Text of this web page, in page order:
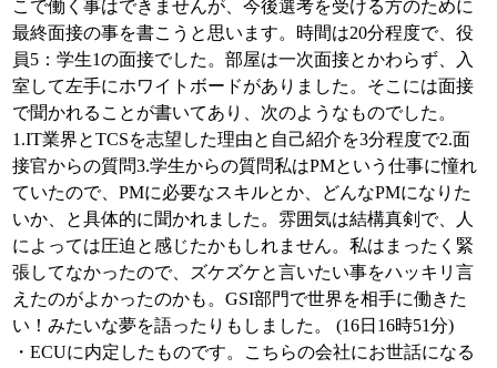
こで働く事はできませんが、今後選考を受ける方のために
最終面接の事を書こうと思います。時間は20分程度で、役
員5：学生1の面接でした。部屋は一次面接とかわらず、入
室して左手にホワイトボードがありました。そこには面接
で聞かれることが書いてあり、次のようなものでした。
1.IT業界とTCSを志望した理由と自己紹介を3分程度で2.面
接官からの質問3.学生からの質問私はPMという仕事に憧れ
ていたので、PMに必要なスキルとか、どんなPMになりた
いか、と具体的に聞かれました。雰囲気は結構真剣で、人
によっては圧迫と感じたかもしれません。私はまったく緊
張してなかったので、ズケズケと言いたい事をハッキリ言
えたのがよかったのかも。GSI部門で世界を相手に働きた
い！みたいな夢を語ったりもしました。 (16日16時51分)
・ECUに内定したものです。こちらの会社にお世話になる